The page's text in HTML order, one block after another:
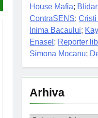
House Mafia;
ContraSENS;Cristi
Inima Bacaului;
Enasel ; Reporter
Simona Mocanu;
Arhiva